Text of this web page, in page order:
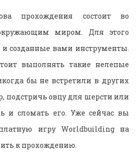
прохождения состоит во
миром. Для этого
созданные вами инструменты.
выполнять такие нелепые
бы не встретили в других
подстричь овцу для шерсти или
и сломать его. Уже сейчас вы
игру Worldbuilding на
к прохождению.